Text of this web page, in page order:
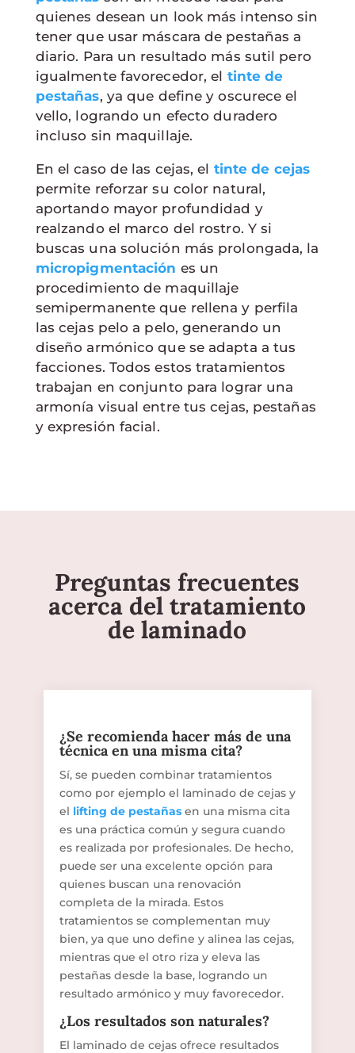
quienes desean un look más intenso sin
tener que usar máscara de pestañas a
diario. Para un resultado más sutil pero
igualmente favorecedor, el tinte de
pestañas, ya que define y oscurece el
vello, logrando un efecto duradero
incluso sin maquillaje.
En el caso de las cejas, el tinte de cejas
permite reforzar su color natural,
aportando mayor profundidad y
realzando el marco del rostro. Y si
buscas una solución más prolongada, la
micropigmentación es un
procedimiento de maquillaje
semipermanente que rellena y perfila
las cejas pelo a pelo, generando un
diseño armónico que se adapta a tus
facciones. Todos estos tratamientos
trabajan en conjunto para lograr una
armonía visual entre tus cejas, pestañas
y expresión facial.
Preguntas frecuentes
acerca del tratamiento
de laminado
¿Se recomienda hacer más de una
técnica en una misma cita?
Sí, se pueden combinar tratamientos
como por ejemplo el laminado de cejas y
el lifting de pestañasen una misma cita
es una práctica común y segura cuando
es realizada por profesionales. De hecho,
puede ser una excelente opción para
quienes buscan una renovación
completa de la mirada. Estos
tratamientos se complementan muy
bien, ya que uno define y alinea las cejas,
mientras que el otro riza y eleva las
pestañas desde la base, logrando un
resultado armónico y muy favorecedor.
¿Los resultados son naturales?
El laminado de cejas ofrece resultados